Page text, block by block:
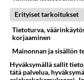
LUETUIMMAT
PÄIVÄ VIIKKO
Erityiset tarkoitukset
Tietoturva,
korjaaminen
Mainonnan ja sisällön
Hyväksymällä sallit
tätä palvelua,